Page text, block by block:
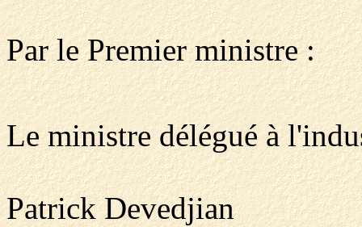
Par le Premier ministre :
Le ministre délégué à
Patrick Devedjian